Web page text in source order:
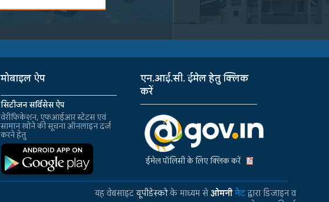
मोबाइल ऐप
सिटीजन सर्विसेस ऐप
वेरीफिकेशन, एफआईआर स्टेटस एवं
सामान खोने की सूचना ऑनलाइन दर्ज
करने हेतु
एन.आई.सी. ईमेल हेतु क्लिक
करें
ईमेल पॉलिसी के लिए क्लिक करें
यह वेबसाइटयूपीडेस्कोके माध्यम सेओमनीनेटद्वारा डिजाइन व